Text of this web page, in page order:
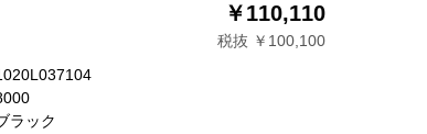
￥110,110
税抜 ￥100,100
ラック